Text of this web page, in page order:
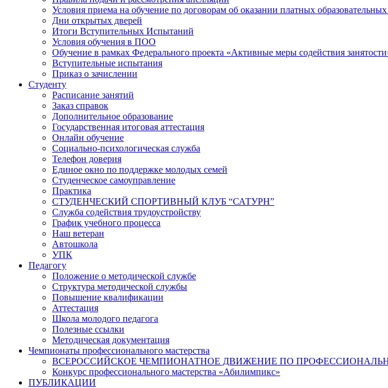
Условия приема на обучение по договорам об оказании платных образовательных
Дни открытых дверей
Итоги Вступительных Испытаний
Условия обучения в ПОО
Обучение в рамках Федерального проекта «Активные меры содействия
Вступительные испытания
Приказ о зачислении
Студенту
Расписание занятий
Заказ справок
Дополнительное образование
Государственная итоговая аттестация
Онлайн обучение
Социально-психологическая служба
Телефон доверия
Единое окно по поддержке молодых семей
Студенческое самоуправление
Практика
СТУДЕНЧЕСКИЙ СПОРТИВНЫЙ КЛУБ “САТУРН”
Служба содействия трудоустройству
График учебного процесса
Наш ветеран
Автошкола
УПК
Педагогу
Положение о методической службе
Структура методической службы
Повышение квалификации
Аттестация
Школа молодого педагога
Полезные ссылки
Методическая документация
Чемпионаты профессионального мастерства
ВСЕРОССИЙСКОЕ ЧЕМПИОНАТНОЕ ДВИЖЕНИЕ ПО
Конкурс профессионального мастерства «Абилимпикс»
ПУБЛИКАЦИИ